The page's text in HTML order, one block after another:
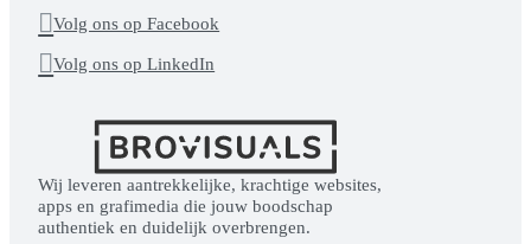
Wij leveren aantrekkelijke, krachtige websites,
apps en grafimedia die jouw boodschap
authentiek en duidelijk overbrengen.
Volg ons op Facebook
Volg ons op LinkedIn